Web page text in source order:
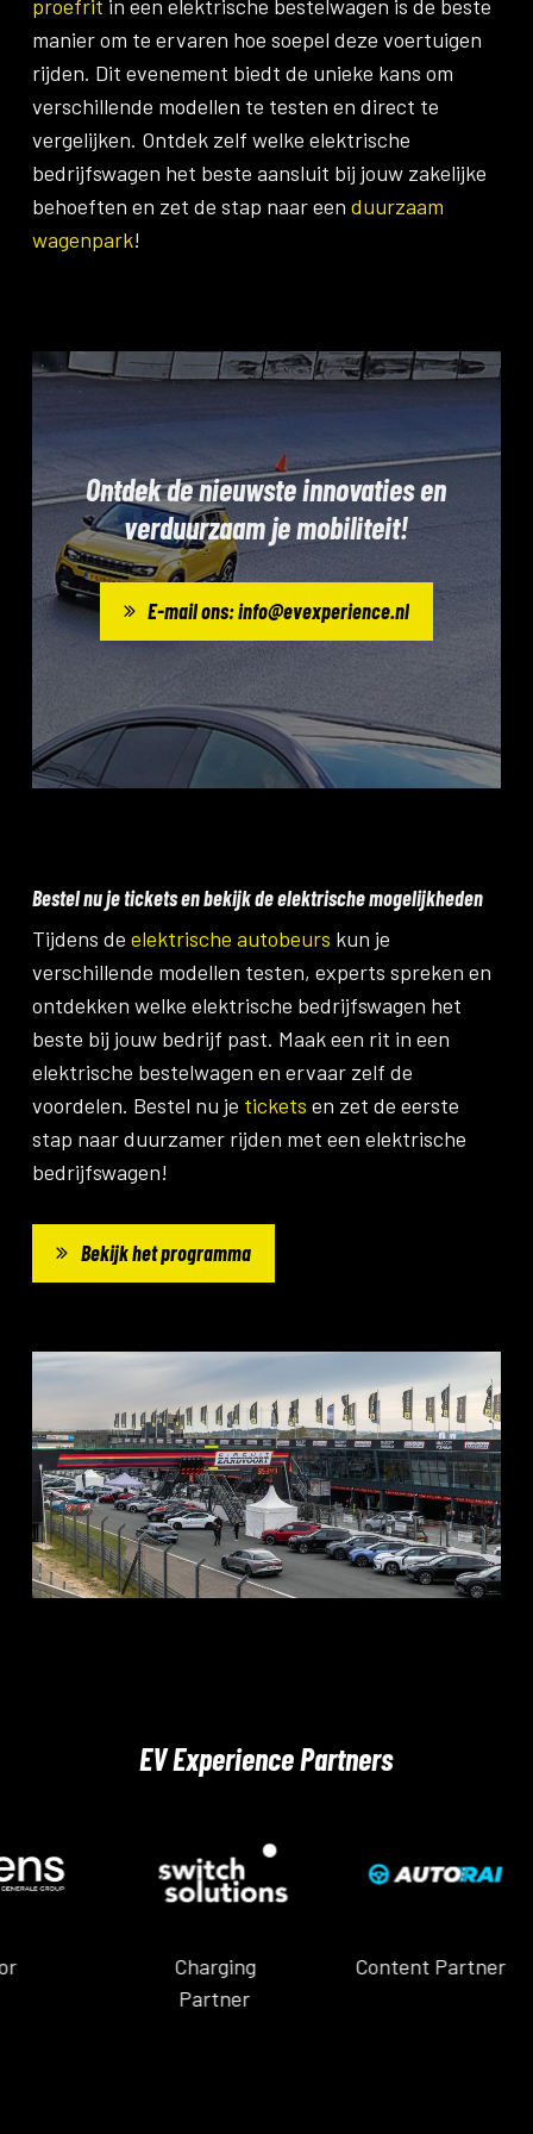
proefrit in een elektrische bestelwagen is de beste
manier om te ervaren hoe soepel deze voertuigen
rijden. Dit evenement biedt de unieke kans om
verschillende modellen te testen en direct te
vergelijken. Ontdek zelf welke elektrische
bedrijfswagen het beste aansluit bij jouw zakelijke
behoeften en zet de stap naar een duurzaam
wagenpark!
Ontdek de nieuwste innovaties en
verduurzaam je mobiliteit!
E-mail ons: info@evexperience.nl
Bestel nu je tickets en bekijk de elektrische mogelijkheden
Tijdens de elektrische autobeurs kun je
verschillende modellen testen, experts spreken en
ontdekken welke elektrische bedrijfswagen het
beste bij jouw bedrijf past. Maak een rit in een
elektrische bestelwagen en ervaar zelf de
voordelen. Bestel nu je tickets en zet de eerste
stap naar duurzamer rijden met een elektrische
bedrijfswagen!
Bekijk het programma
EV Experience Partners
Charging
Partner
Content Partner